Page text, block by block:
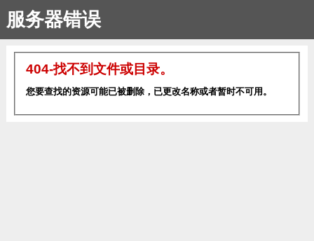
服务器错误
404-找不到文件或目录。
您要查找的资源可能已被删除，已更改名称或者暂时不可用。